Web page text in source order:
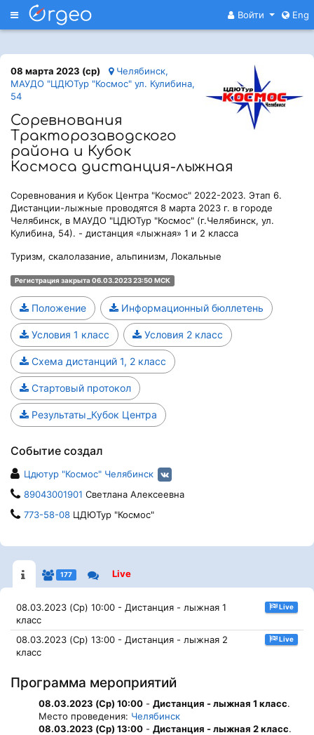
Меню Войти Eng
08 марта 2023 (ср)
Челябинск,
МАУДО "ЦДЮТур "Космос" ул. Кулибина,
54
Соревнования
Тракторозаводского
района и Кубок
Космоса дистанция-лыжная
Соревнования и Кубок Центра "Космос" 2022-2023. Этап 6.
Дистанции-лыжные проводятся 8 марта 2023 г. в городе
Челябинск, в МАУДО "ЦДЮТур "Космос" (г.Челябинск, ул.
Кулибина, 54). - дистанция «лыжная» 1 и 2 класса
Туризм, скалолазание, альпинизм, Локальные
Регистрация закрыта 06.03.2023 23:50 МСК
Положение Информационный бюллетень
Условия 1 класс Условия 2 класс
Схема дистанций 1, 2 класс
Стартовый протокол
Результаты_Кубок Центра
Событие создал
Цдютур "Космос" Челябинск
89043001901 Светлана Алексеевна
773-58-08 ЦДЮТур "Космос"
177 Live
08.03.2023 (Ср) 10:00 - Дистанция - лыжная 1
класс
Live
08.03.2023 (Ср) 13:00 - Дистанция - лыжная 2
класс
Live
Программа мероприятий
08.03.2023 (Ср) 10:00 - Дистанция - лыжная 1 класс.
Место проведения: Челябинск
08.03.2023 (Ср) 13:00 - Дистанция - лыжная 2 класс.